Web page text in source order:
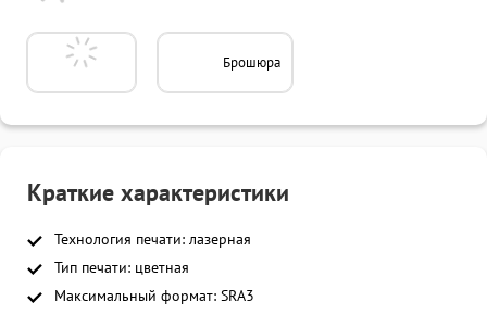
Брошюра
Краткие характеристики
Технология печати: лазерная
Тип печати: цветная
Максимальный формат: SRA3